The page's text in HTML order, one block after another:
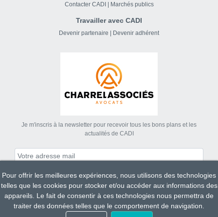
Contacter CADI | Marchés publics
Travailler avec CADI
Devenir partenaire | Devenir adhérent
Je m'inscris à la newsletter pour recevoir tous les bons plans et les
actualités de CADI
S'abonner
Tous droits réservés CADI 2023.
Pour offrir les meilleures expériences, nous utilisons des technologies
telles que les cookies pour stocker et/ou accéder aux informations des
appareils. Le fait de consentir à ces technologies nous permettra de
traiter des données telles que le comportement de navigation.